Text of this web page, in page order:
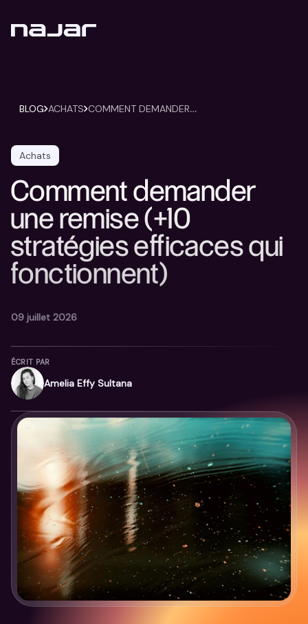
BLOG ACHATS C
OMMENT DEMANDER UNE REMISE (+10 STRATÉGIES EFFICACES QUI FONCTIONNENT)
Achats
Comment demander
une remise (+10
stratégies efficaces qui
fonctionnent)
09 juillet 2026
ÉCRIT PAR
Amelia Effy Sultana